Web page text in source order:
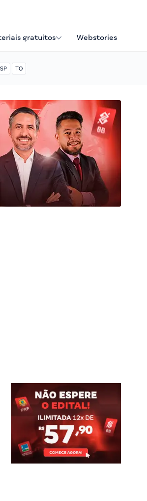
gratuitos Webstories
SP TO